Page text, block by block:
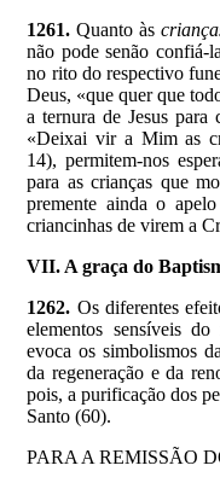
1261. Quanto às
não pode senão confiá-
no rito do respectivo
Deus, «que quer que
a ternura de Jesus
«Deixai vir a Mim as
14), permitem-nos
para as crianças que
premente ainda o
criancinhas de virem a
VII. A graça do
1262. Os diferentes
elementos sensíveis
evoca os simbolismos
da regeneração e da
pois, a purificação dos
Santo (60).
PARA A REMISSÃO